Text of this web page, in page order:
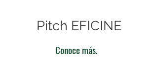
Pitch EFICINE
Conoce más.